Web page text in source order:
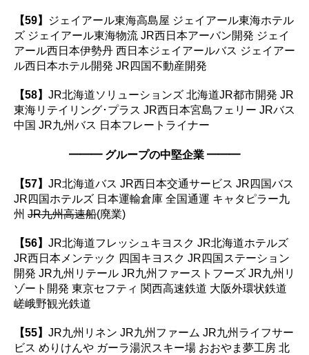
【59】
ジェイアール東海高島屋 ジェイアール東海ホテル
ズ ジェイアール東海物流 JR西日本アーバン開発 ジェイ
アール西日本伊勢丹 西日本ジェイアールバス ジェイアー
ル西日本ホテル開発 JR四国不動産開発
【58】 JR北海道ソリューションズ 北海道JR都市開発 JR
東海リテイリング･プラス JR西日本宮島フェリー JRバス
中国 JR九州バス 日本フレートライナー
━━━ グループの中堅企業 ━━━
【57】 JR北海道バス JR西日本交通サービス JR四国バス
JR四国ホテルズ 日本運輸倉庫 全国通運 キャタピラー九
州 JR九州高速船(廃業)
【56】 JR北海道フレッシュキヨスク JR北海道ホテルズ
JR西日本メンテック 四国キヨスク JR四国ステーション
開発 JR九州リテール JR九州ファーストフーズ JR九州リ
ゾート開発 東京セフティ 関西高速鉄道 大阪外環状鉄道
嵯峨野観光鉄道
【55】 JR九州リネン JR九州ファーム JR九州ライフサー
ビス めりけんや ガーラ湯沢スキー場 おおやま夢工房 北